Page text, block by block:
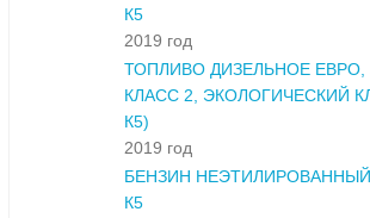
К5
2019 год
ТОПЛИВО ДИЗЕЛЬНОЕ ЕВРО,
КЛАСС 2, ЭКОЛОГИЧЕСКИЙ
К5)
2019 год
БЕНЗИН
К5